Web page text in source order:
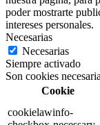
poder mostrarte
intereses personales.
Necesarias
Necesarias
Siempre activado
Son cookies
Cookie
cookielawinfo-